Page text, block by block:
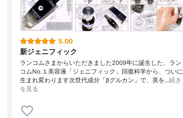
5.00
新ジェニフィック
ランコムさまからいただきました2009年に誕生した、ラン
コムNo.１美容液「ジェニフィック」回復科学から、ついに
生まれ変わります次世代成分「βグルカン」で、美を…続き
を見る